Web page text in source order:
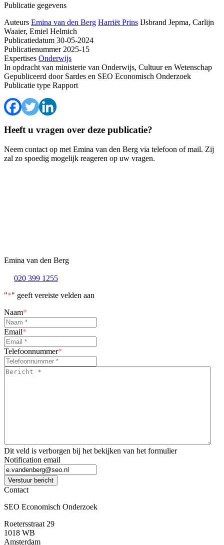
Publicatie gegevens
Auteurs Emina van den Berg Harriët Prins IJsbrand Jepma, Carlijn
Waaier, Emiel Helmich
Publicatiedatum 30-05-2024
Publicatienummer2025-15
Expertises Onderwijs
In opdracht van ministerie van Onderwijs, Cultuur en Wetenschap
Gepubliceerd doorSardes en SEO Economisch Onderzoek
Publicatie type Rapport
Heeft u vragen over deze publicatie?
Neem contact op met Emina van den Berg via telefoon of mail. Zij
zal zo spoedig mogelijk reageren op uw vragen.
Emina van den Berg
020 399 1255
"*" geeft vereiste velden aan
Naam*
Email*
Telefoonnummer*
Bericht
Dit veld is verborgen bij het bekijken van het formulier
Notification email
Verstuur bericht
Contact
SEO Economisch Onderzoek
Roetersstraat 29
1018 WB
Amsterdam